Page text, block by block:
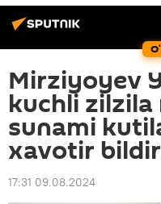
Mirziyoyev
kuchli zilzila
sunami
xavotir
17:31 09.08.2024